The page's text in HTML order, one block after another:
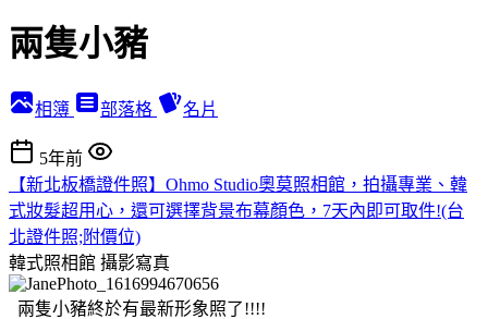
兩隻小豬
相簿 部落格 名片
5年前
【新北板橋證件照】Ohmo Studio奧莫照相館，拍攝專業、韓
式妝髮超用心，還可選擇背景布幕顏色，7天內即可取件!(台
北證件照;附價位)
韓式照相館 攝影寫真
兩隻小豬終於有最新形象照了!!!!